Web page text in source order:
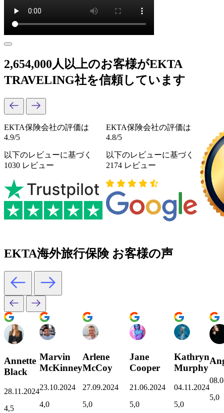
2,654,000人以上のお客様がEKTA
TRAVELING社を信頼しています
ЕКТА保険会社の評価は
4.9/5
以下のレビューに基づく
1030 レビュー
ЕКТА保険会社の評価は
4.8/5
以下のレビューに基づく
2174 レビュー
EKTA海外旅行保険 お客様の声
Annette
Black
28.11.2024
4,5
Marvin
McKinney
23.10.2024
4,0
Arlene
McCoy
27.09.2024
5,0
Jane
Cooper
21.06.2024
5,0
Kathryn
Murphy
04.11.2024
5,0
5,0